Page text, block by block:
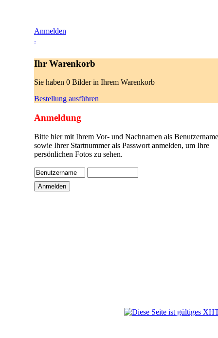
Anmelden
.
Ihr Warenkorb
Sie haben 0 Bilder in Ihrem Warenkorb
Bestellung ausführen
Anmeldung
Bitte hier mit Ihrem Vor- und Nachnamen als
sowie Ihrer Startnummer als Passwort anmelden, um Ihre
persönlichen Fotos zu sehen.